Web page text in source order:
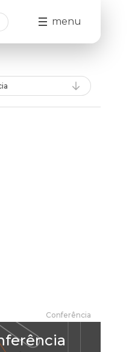
menu
Conferência